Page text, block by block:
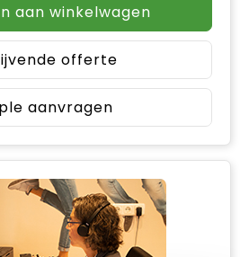
aan winkelwagen
offerte
aanvragen